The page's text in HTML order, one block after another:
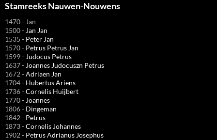
Stamreeks Nauwen-Nouwens
1470 - Jan
1500 - Jan Jan
1535 - Peter Jan
1570 - Petrus Petrus Jan
1599 - Judocus Petrus
1637 - Joannes Judocuszn Petrus
1672 -Adriaen Jan
1704 - Hubertus Ariens
1736 -Cornelis Huijbert
1770 - Joannes
1806 - Dingeman
1842 - Petrus
1873 -Cornelis Johannes
1902 - Petrus Adrianus Josephus